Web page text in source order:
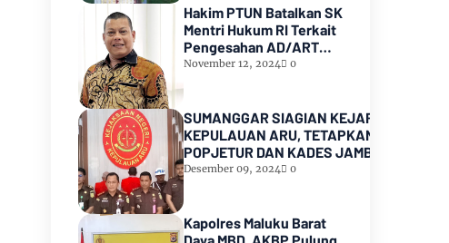
kedua Meninggal dunia
Hakim PTUN Batalkan SK
Mentri Hukum RI Terkait
Pengesahan AD/ART
Partai GoLKAR
November 12, 2024 0
SUMANGGAR SIAGIAN KEJARI
KEPULAUAN ARU, TETAPKAN KADES
POPJETUR DAN KADES JAMBU AIR
SEBAGAI TERSANGKA ( TSK )
ADD dan DD TA 2016 - 2021
Desember 09, 2024 0
Kapolres Maluku Barat
Daya MBD, AKBP Pulung